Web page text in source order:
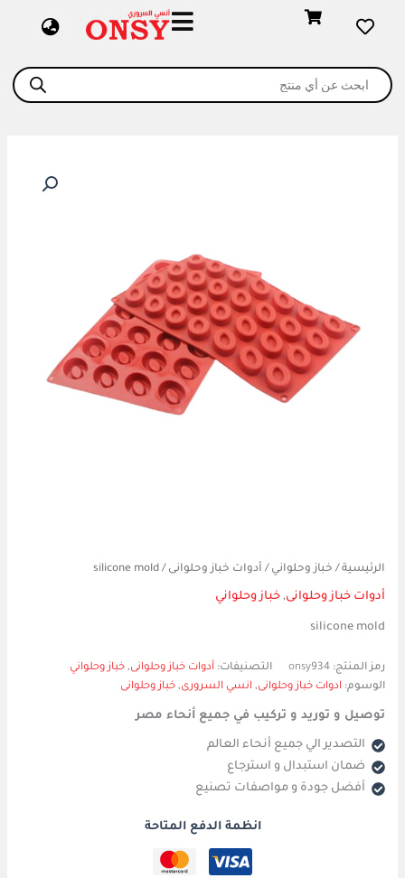
Products
search
الرئيسية/ خباز وحلواني / أدوات خباز وحلوانى / silicone mold
أدوات خباز وحلوانى,خباز وحلواني
silicone mold
رمز المنتج:onsy934 التصنيفات: أدوات خباز وحلوانى,خباز وحلواني
الوسوم: ادوات خباز وحلوانى, انسي السرورى,خباز وحلوانى
توصيل و توريد و تركيب في جميع أنحاء مصر
التصدير الي جميع أنحاء العالم
ضمان استبدال و استرجاع
أفضل جودة و مواصفات تصنيع
انظمة الدفع المتاحة